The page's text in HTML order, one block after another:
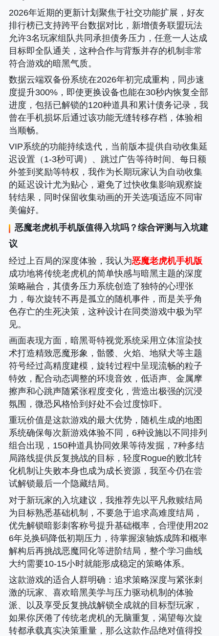
2026年近期的更新计划聚焦于社交功能扩展，好友
排行榜已支持跨平台数据对比，新增债务联盟玩法
允许3名玩家组队共同承担债务压力，任意一人达成
目标即全队通关，这种合作与背叛并存的机制非常
符合游戏的暗黑气质。
数据云端双备份系统在2026年初完成重构，同步速
度提升300%，即使更换设备也能在30秒内恢复全部
进度，包括已解锁的120种道具和累计债务记录，我
曾在手机损坏后通过该功能无缝转移存档，体验相
当顺畅。
VIP系统的功能持续迭代，当前版本提供自动收集延
迟设置（1-3秒可调）、跳过广告等待时间、每日额
外签到奖励等特权，我作为长期玩家认为自动收集
的延迟设计尤为贴心，避免了过快收集影响观察旋
转结果，同时保留收集动画的开关选项适应不同审
美偏好。
恶魔老虎机手机版值得入坑吗？综合评测与入坑建
议
经过上百局的深度体验，我认为恶魔老虎机手机版
成功地将传统老虎机的简单快感与暗黑主题的深度
策略融合，其债务压力系统创造了独特的心理张
力，每次旋转不再是孤立的随机事件，而是关乎角
色存亡的生死决策，这种设计在同类游戏中极为罕
见。
画面表现方面，暗黑哥特视觉系统采用立体渲染技
术打造精致恶魔形象，骷髅、火焰、地狱犬等主题
符号经过高精度建模，旋转过程中呈现流畅的粒子
特效，配合动态调整的环境音效，低语声、金属摩
擦声和心跳声随紧张程度变化，营造出极强的沉浸
氛围，微恐风格恰到好处不会过度惊吓。
重玩价值是这款游戏的最大优势，随机生成的地图
系统确保每次新游戏体验不同，6种设施以不同排列
组合出现，150种道具协同效果等待发掘，7种多结
局路线提供反复挑战的目标，轻度Rogue的败北转
化机制让失败本身也成为成长资源，我至今仍在尝
试解锁最后一个隐藏结局。
对于新玩家的入坑建议，我推荐先以平凡救赎结局
为目标熟悉基础机制，不要急于追求高难度结局，
优先解锁暗影刺客称号提升基础概率，合理使用202
6年兑换码降低初期压力，待掌握滚轴炼成阵和概率
解构后再挑战恶魔同化等进阶结局，整个学习曲线
大约需要10-15小时就能形成稳定的策略体系。
这款游戏的适合人群明确 ：追求策略深度与紧张刺
激的玩家、喜欢暗黑美学与压力驱动机制的体验
派、以及享受反复挑战解锁全成就的目标型玩家，
如果你厌倦了传统老虎机的无脑重复，渴望每次旋
转都承载真实决策重量，那么这款作品绝对值得投